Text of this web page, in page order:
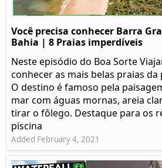
Você precisa conhecer Barra
Bahia | 8 Praias imperdíveis
Neste episódio do Boa Sorte
conhecer as mais belas praias
O destino é famoso pela
mar com águas mornas, areia
tirar o fôlego. Destaque para os
piscina
Added February 4, 2021